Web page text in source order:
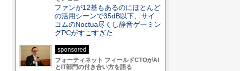
ファンが12基もあるのにほとんど
の活用シーンで35dB以下、サイ
コムのNoctua尽くし静音ゲーミン
グPCがすごすぎた
sponsored
フォーティネット フィールドCTOがAI
とIT部門の付き合い方を語る